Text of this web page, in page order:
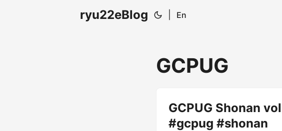
ryu22eBlog En
GCPUG
GCPUG Shonan
#gcpug #shonan